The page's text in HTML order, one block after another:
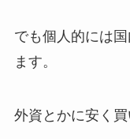
でも個人的には
ます。
外資とかに安く買